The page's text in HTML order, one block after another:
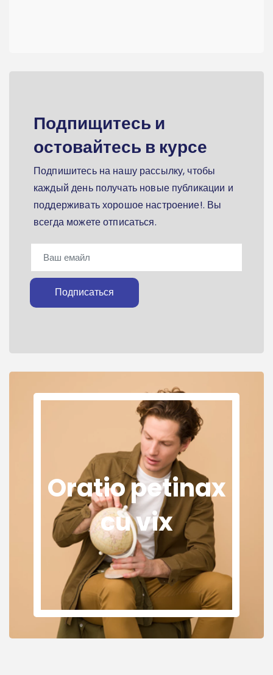
Подпищитесь и
остовайтесь в курсе
Подпишитесь на нашу рассылку, чтобы
каждый день получать новые публикации и
поддерживать хорошое настроение!. Вы
всегда можете отписаться.
Подписаться
Oratio petinax
cu vix